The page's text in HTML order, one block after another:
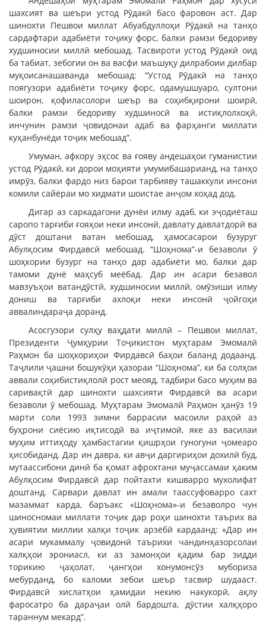
шахсият ва шеъри устод Рӯдакӣ басо фаровон аст. Дар
шинохти Пешвои миллат Абуабдуллоҳи Рӯдакӣ на танҳо
сардафтари адабиёти тоҷику форс, балки рамзи бедориву
худшиносии миллӣ мебошад. Тасвироти устод Рӯдакӣ оид
ба табиат, зебогии он ва васфи маъшуқу дилрабоии дилбар
муқоисанашаванда мебошад: “Устод Рӯдакӣ на танҳо
поягузори адабиёти тоҷику форс, одамушшуаро, султони
шоирон, қофиласолори шеър ва соҳибқирони шоирӣ,
балки рамзи бедориву худшиносӣ ва истиқлолхоҳӣ,
инчунин рамзи ҷовидонаи адаб ва фарҳанги миллати
куҳанбунёди тоҷик мебошад”.
Умуман, афкору эҳсос ва ғояву андешаҳои гуманистии
устод Рӯдакӣ, ки дорои моҳияти умумибашарианд, на танҳо
имрӯз, балки фардо низ барои тарбияву ташаккули инсони
комили сайёраи мо хидмати шоистае анҷом хоҳад дод.
Дигар аз саркадагони дунёи илму адаб, ки эҷодиёташ
саропо тарғиби ғояҳои неки инсонӣ, давлату давлатдорӣ ва
дӯст доштани ватан мебошад, ҳамосасарои бузуруг
Абулқосим Фирдавсӣ мебошад. “Шоҳнома”-и безаволи ӯ
шоҳкории бузург на танҳо дар адабиёти мо, балки дар
тамоми дунё маҳсуб меёбад. Дар ин асари безавол
мавзуъҳои ватандӯстӣ, худшиносии миллӣ, омӯзиши илму
дониш ва тарғиби ахлоқи неки инсонӣ ҷойгоҳи
аввалиндараҷа доранд.
Асосгузори сулҳу ваҳдати миллӣ – Пешвои миллат,
Президенти Ҷумҳурии Тоҷикистон муҳтарам Эмомалӣ
Раҳмон ба шоҳкориҳои Фирдавсӣ баҳои баланд додаанд.
Таҷлили ҷашни бошукӯҳи ҳазораи “Шоҳнома”, ки ба солҳои
аввали соҳибистиқлолӣ рост меояд, тадбири басо муҳим ва
саривақтӣ дар шинохти шахсияти Фирдавсӣ ва асари
безаволи ӯ мебошад. Муҳтарам Эмомалӣ Раҳмон ҳанӯз 19
марти соли 1993 зимни баррасии масоили раҳоӣ аз
буҳрони сиёсию иқтисодӣ ва иҷтимоӣ, яке аз василаи
муҳим иттиҳоду ҳамбастагии қишрҳои гуногуни ҷомеаро
ҳисобиданд. Дар ин давра, ки авҷи даргириҳои дохилӣ буд,
мутаассибони динӣ ба қомат афрохтани муҷассамаи ҳаким
Абулқосим Фирдавсӣ дар пойтахти кишварро мухолифат
доштанд. Сарвари давлат ин амали таассуфоварро сахт
мазаммат карда, баръакс «Шоҳнома»-и безаволро чун
шиносномаи миллати тоҷик дар роҳи шинохти таърих ва
ҳувиятии миллии халқи тоҷик арзёбӣ кардаанд: «Дар ин
асари мукаммалу ҷовидонӣ таърихи чандинҳазорсолаи
халқҳои эрониасл, ки аз замонҳои қадим бар зидди
торикию ҷаҳолат, ҷангҳои хонумонсӯз мубориза
мебурданд, бо каломи зебои шеър тасвир шудааст.
Фирдавсӣ хислатҳои ҳамидаи некию накукорӣ, ақлу
фаросатро ба дараҷаи олӣ бардошта, дӯстии халқҳоро
тараннум мекард”.